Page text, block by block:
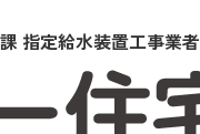
指定給水装置工事業者